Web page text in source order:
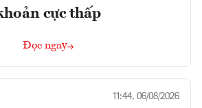
cực thấp
Đọc ngay
11:44, 06/08/2026